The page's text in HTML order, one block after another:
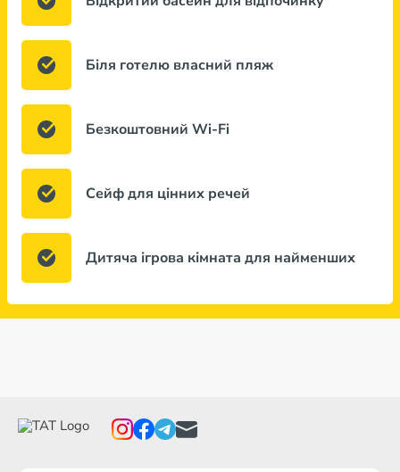
Біля готелю власний пляж
Безкоштовний Wi-Fi
Сейф для цінних речей
Дитяча ігрова кімната для найменших